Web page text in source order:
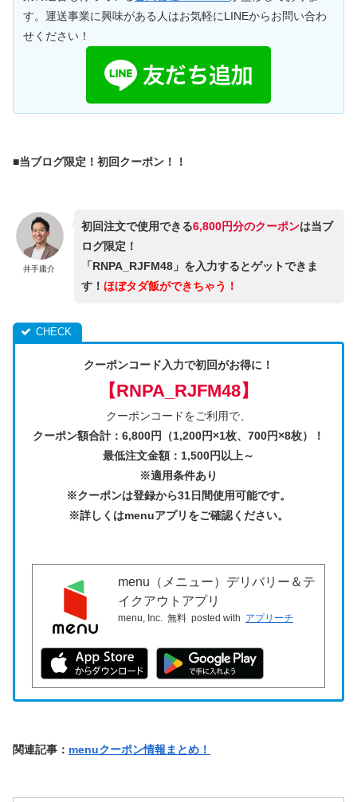
す。運送事業に興味がある人はお気軽にLINEからお問い合わ
せください！
■当ブログ限定！初回クーポン！！
井手庸介
初回注文で使用できる6,800円分のクーポンは当ブ
ログ限定！
「RNPA_RJFM48」を入力するとゲットできま
す！ ほぼタダ飯ができちゃう！
クーポンコード入力で初回がお得に！
【RNPA_RJFM48】
クーポンコードをご利用で、
クーポン額合計：6,800円（1,200円×1枚、700円×8枚）！
最低注文金額：1,500円以上～
※適用条件あり
※クーポンは登録から31日間使用可能です。
※詳しくはmenuアプリをご確認ください。
menu（メニュー）デリバリー＆テ
イクアウトアプリ
menu, Inc. 無料 posted with アプリーチ
関連記事： menuクーポン情報まとめ！